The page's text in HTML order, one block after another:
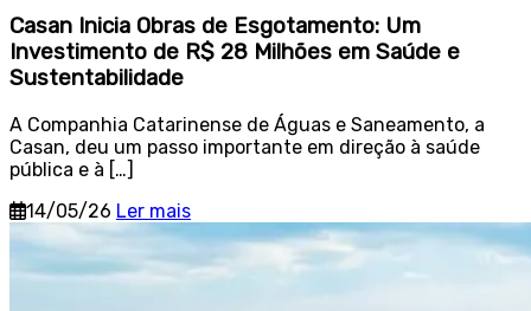
Casan Inicia Obras de Esgotamento: Um
Investimento de R$ 28 Milhões em Saúde e
Sustentabilidade
A Companhia Catarinense de Águas e Saneamento, a
Casan, deu um passo importante em direção à saúde
pública e à […]
14/05/26 Ler mais